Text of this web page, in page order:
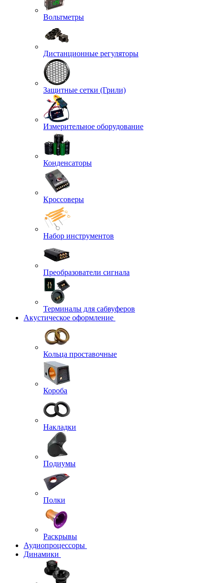
Вольтметры
Дистанционные регуляторы
Защитные сетки (Грили)
Измерительное оборудование
Конденсаторы
Кроссоверы
Набор инструментов
Преобразователи сигнала
Терминалы для сабвуферов
Акустическое оформление
Кольца проставочные
Короба
Накладки
Подиумы
Полки
Раскрывы
Аудиопроцессоры
Динамики